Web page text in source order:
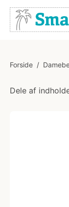
Forside /
Dele af